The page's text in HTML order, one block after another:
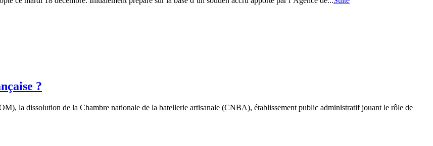
?
la dissolution de la Chambre nationale de la batellerie artisanale (CNBA), établissement public administratif jouant le rôle de